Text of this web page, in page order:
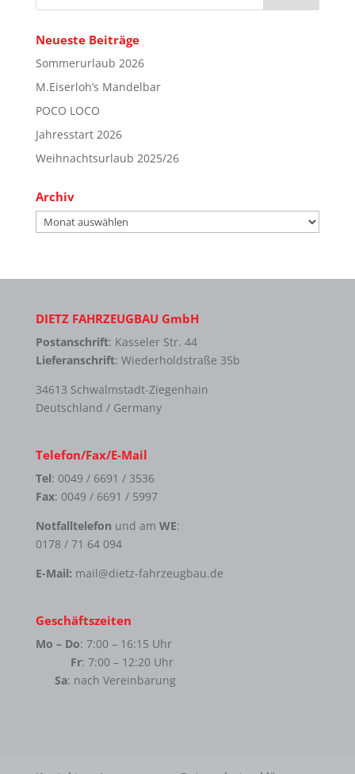
Neueste Beiträge
Sommerurlaub 2026
M.Eiserloh’s Mandelbar
POCO LOCO
Jahresstart 2026
Weihnachtsurlaub 2025/26
Archiv
Archiv
DIETZ FAHRZEUGBAU GmbH
Postanschrift: Kasseler Str. 44
Lieferanschrift: Wiederholdstraße 35b
34613 Schwalmstadt-Ziegenhain
Deutschland / Germany
Telefon/Fax/E-Mail
Tel: 0049 / 6691 / 3536
Fax: 0049 / 6691 / 5997
Notfalltelefon und am WE:
0178 / 71 64 094
E-Mail: mail@dietz-fahrzeugbau.de
Geschäftszeiten
Mo – Do: 7:00 – 16:15 Uhr
Fr: 7:00 – 12:20 Uhr
Sa: nach Vereinbarung